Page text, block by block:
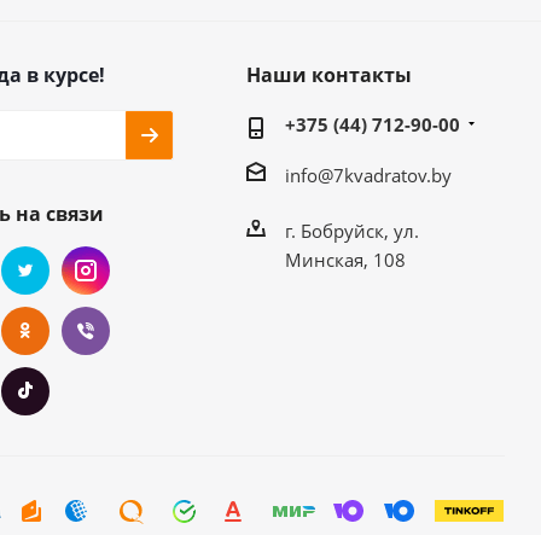
в курсе!
на связи
Наши контакты
+375 (44) 712-90-00
info@7kvadratov.by
г. Бобруйск, ул.
Минская, 108